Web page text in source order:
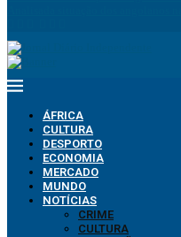
ÁFRICA
CULTURA
DESPORTO
ECONOMIA
MERCADO
MUNDO
NOTÍCIAS
CRIME
CULTURA